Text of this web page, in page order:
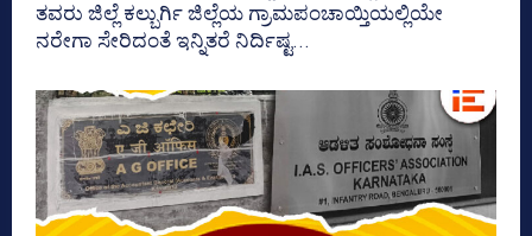
ತವರು ಜಿಲ್ಲೆ ಕಲ್ಬುರ್ಗಿ ಜಿಲ್ಲೆಯ ಗ್ರಾಮಪಂಚಾಯ್ತಿಯಲ್ಲಿಯೇ
ನರೇಗಾ ಸೇರಿದಂತೆ ಇನ್ನಿತರೆ ನಿರ್ದಿಷ್ಟ...